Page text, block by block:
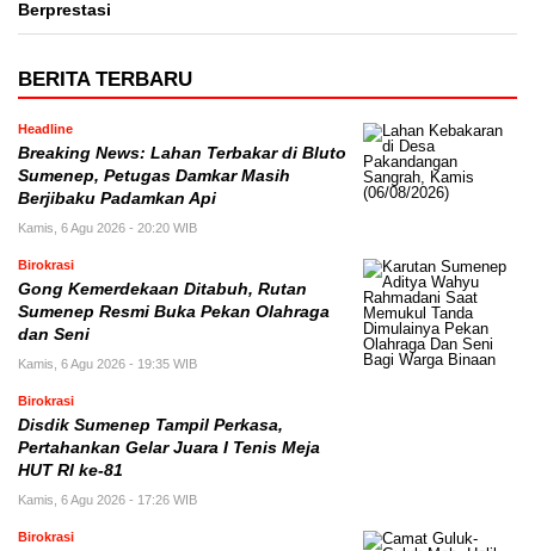
Berprestasi
BERITA TERBARU
Headline
Breaking News: Lahan Terbakar di Bluto
Sumenep, Petugas Damkar Masih
Berjibaku Padamkan Api
Kamis, 6 Agu 2026 - 20:20 WIB
Birokrasi
Gong Kemerdekaan Ditabuh, Rutan
Sumenep Resmi Buka Pekan Olahraga
dan Seni
Kamis, 6 Agu 2026 - 19:35 WIB
Birokrasi
Disdik Sumenep Tampil Perkasa,
Pertahankan Gelar Juara I Tenis Meja
HUT RI ke-81
Kamis, 6 Agu 2026 - 17:26 WIB
Birokrasi